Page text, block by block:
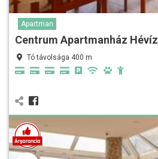
Apartman
Centrum Apartmanház Hévíz
Tó távolsága 400 m